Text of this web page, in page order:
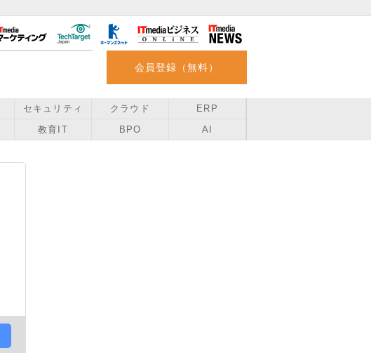
会員登録（無料）
セキュリティ クラウド
ERP
教育IT BPO AI